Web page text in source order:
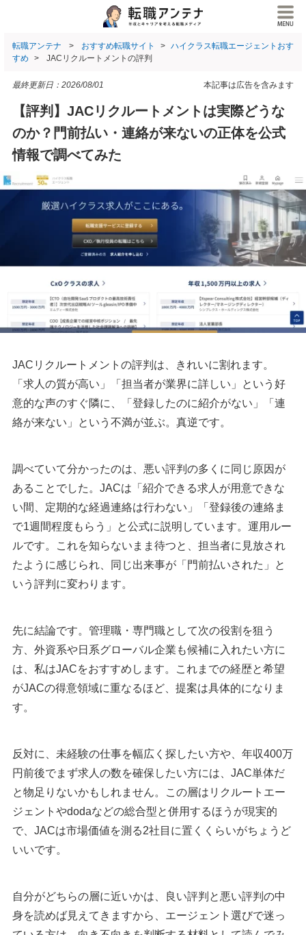
転職アンテナ おすすめ転職サイト
ハイクラス転職エージェントおす
すめ
JACリクルートメントの評判
本記事は広告を含みます
最終更新日： 2026/08/01
【評判】JACリクルートメントは実際どうな
のか？門前払い・連絡が来ないの正体を公式
情報で調べてみた
JACリクルートメントの評判は、きれいに割れます。
「求人の質が高い」「担当者が業界に詳しい」という好
意的な声のすぐ隣に、「登録したのに紹介がない」「連
絡が来ない」という不満が並ぶ。真逆です。
調べていて分かったのは、悪い評判の多くに同じ原因が
あることでした。JACは「紹介できる求人が用意できな
い間、定期的な経過連絡は行わない」「登録後の連絡ま
で1週間程度もらう」と公式に説明しています。運用ルー
ルです。これを知らないまま待つと、担当者に見放され
たように感じられ、同じ出来事が「門前払いされた」と
いう評判に変わります。
先に結論です。管理職・専門職として次の役割を狙う
方、外資系や日系グローバル企業も候補に入れたい方に
は、私はJACをおすすめします。これまでの経歴と希望
がJACの得意領域に重なるほど、提案は具体的になりま
す。
反対に、未経験の仕事を幅広く探したい方や、年収400万
円前後でまず求人の数を確保したい方には、JAC単体だ
と物足りないかもしれません。この層はリクルートエー
ジェントやdodaなどの総合型と併用するほうが現実的
で、JACは市場価値を測る2社目に置くくらいがちょうど
いいです。
自分がどちらの層に近いかは、良い評判と悪い評判の中
身を読めば見えてきますから、エージェント選びで迷っ